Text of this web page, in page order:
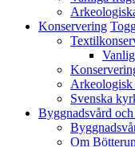
Konservering
Arkeologisk
Svenska
Byggnadsvård
Om